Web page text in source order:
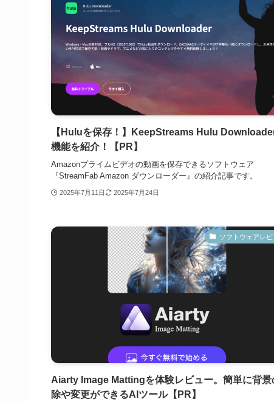
【Huluを保存！】KeepStreams Hulu
機能を紹介！【PR】
Amazonプライムビデオの動画を保存できるソフトウェア
『StreamFab Amazon ダウンローダー』の紹介記事です。
2025年7月11日 2025年7月24日
ソフトウェアレビ
Aiarty Image Mattingを体験レビュー。簡単に背景
除や変更ができるAIツール【PR】